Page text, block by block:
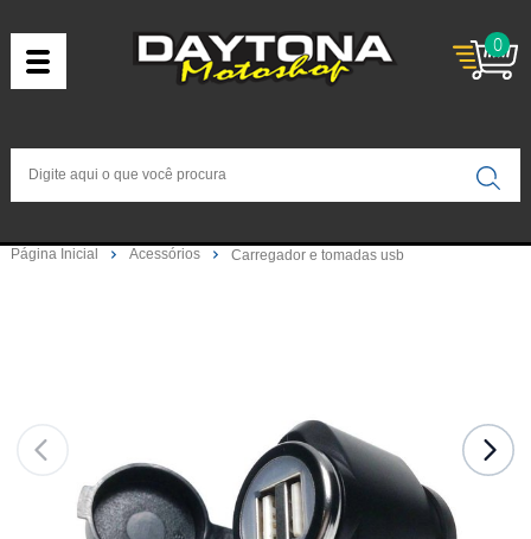
0
Página Inicial Acessórios Carregador e tomadas usb